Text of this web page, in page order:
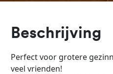
Beschrijving
Perfect voor grotere
veel vrienden!